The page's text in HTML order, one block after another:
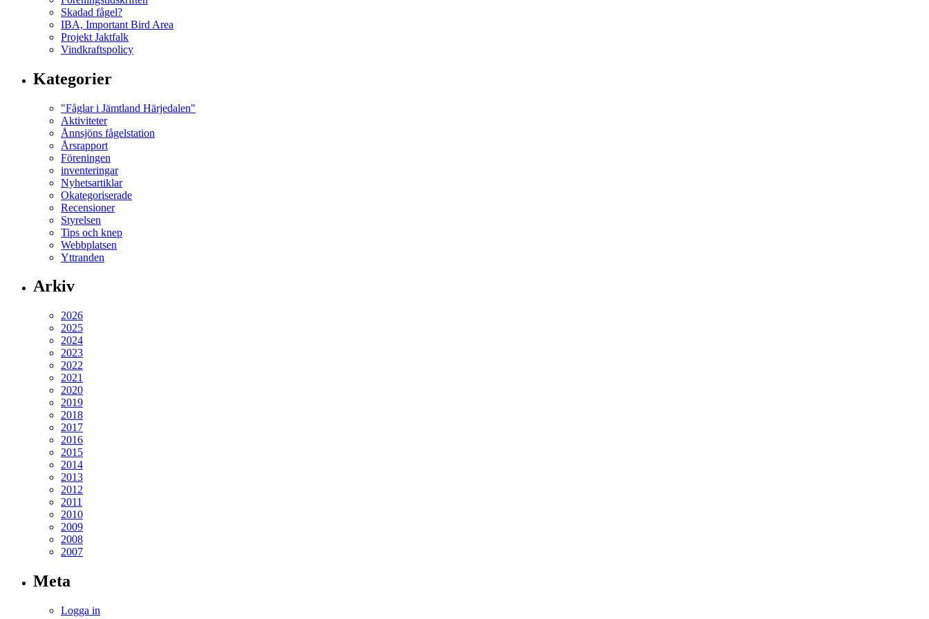
Skadad fågel?
IBA, Important Bird Area
Projekt Jaktfalk
Vindkraftspolicy
Kategorier
"Fåglar i Jämtland Härjedalen"
Aktiviteter
Ånnsjöns fågelstation
Årsrapport
Föreningen
inventeringar
Nyhetsartiklar
Okategoriserade
Recensioner
Styrelsen
Tips och knep
Webbplatsen
Yttranden
Arkiv
2026
2025
2024
2023
2022
2021
2020
2019
2018
2017
2016
2015
2014
2013
2012
2011
2010
2009
2008
2007
Meta
Logga in